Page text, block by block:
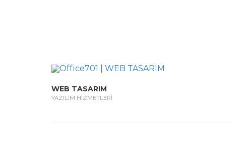
WEB TASARIM
YAZILIM HİZMETLERİ